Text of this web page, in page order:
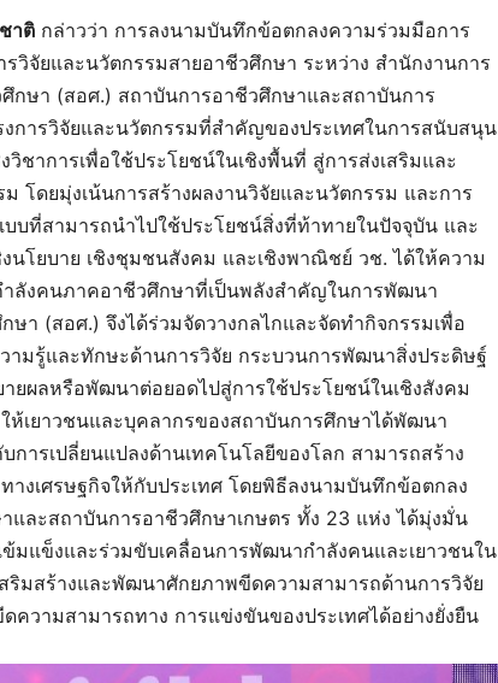
าติ กล่าวว่า การลงนามบันทึกข้อตกลงความร่วมมือการ
จัยและนวัตกรรมสายอาชีวศึกษา ระหว่าง สำนักงานการ
ษา (สอศ.) สถาบันการอาชีวศึกษาและสถาบันการ
การวิจัยและนวัตกรรมที่สำคัญของประเทศในการสนับสนุน
ชาการเพื่อใช้ประโยชน์ในเชิงพื้นที่ สู่การส่งเสริมและ
ดยมุ่งเน้นการสร้างผลงานวิจัยและนวัตกรรม และการ
ที่สามารถนำไปใช้ประโยชน์สิ่งที่ท้าทายในปัจจุบัน และ
โยบาย เชิงชุมชนสังคม และเชิงพาณิชย์ วช. ได้ให้ความ
ลังคนภาคอาชีวศึกษาที่เป็นพลังสำคัญในการพัฒนา
า (สอศ.) จึงได้ร่วมจัดวางกลไกและจัดทำกิจกรรมเพื่อ
มรู้และทักษะด้านการวิจัย กระบวนการพัฒนาสิ่งประดิษฐ์
ผลหรือพัฒนาต่อยอดไปสู่การใช้ประโยชน์ในเชิงสังคม
ห้เยาวชนและบุคลากรของสถาบันการศึกษาได้พัฒนา
รเปลี่ยนแปลงด้านเทคโนโลยีของโลก สามารถสร้าง
งเศรษฐกิจให้กับประเทศ โดยพิธีลงนามบันทึกข้อตกลง
ละสถาบันการอาชีวศึกษาเกษตร ทั้ง 23 แห่ง ได้มุ่งมั่น
มแข็งและร่วมขับเคลื่อนการพัฒนากำลังคนและเยาวชนใน
ริมสร้างและพัฒนาศักยภาพขีดความสามารถด้านการวิจัย
วามสามารถทาง การแข่งขันของประเทศได้อย่างยั่งยืน